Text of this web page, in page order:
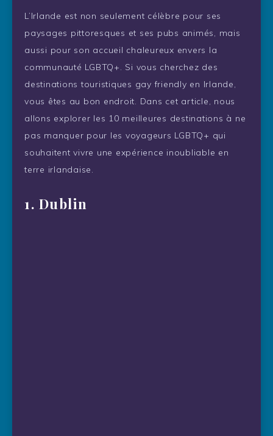
L’Irlande est non seulement célèbre pour ses
paysages pittoresques et ses pubs animés, mais
aussi pour son accueil chaleureux envers la
communauté LGBTQ+. Si vous cherchez des
destinations touristiques gay friendly en Irlande,
vous êtes au bon endroit. Dans cet article, nous
allons explorer les 10 meilleures destinations à ne
pas manquer pour les voyageurs LGBTQ+ qui
souhaitent vivre une expérience inoubliable en
terre irlandaise.
1. Dublin